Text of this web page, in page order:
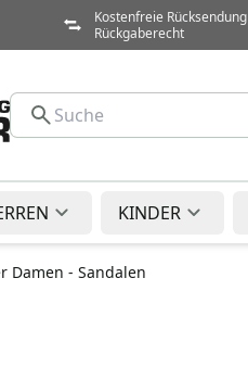
Kostenfreie Rücksendung
Rückgaberecht
KINDER
Damen - Sandalen